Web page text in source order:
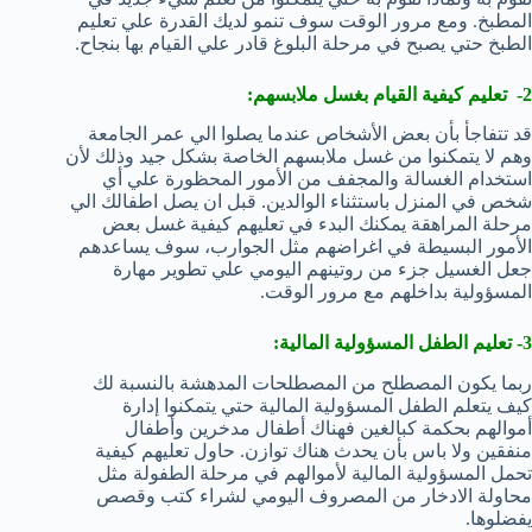
المطبخ. ومع مرور الوقت سوف تنمو لديك القدرة علي تعليم
الطبخ حتي يصبح في مرحلة البلوغ قادر علي القيام بها بنجاح.
2- تعليم كيفية القيام بغسل ملابسهم:
قد تتفاجأ بأن بعض الأشخاص عندما يصلوا الي عمر الجامعة
وهم لا يتمكنوا من غسل ملابسهم الخاصة بشكل جيد وذلك لأن
استخدام الغسالة والمجفف من الأمور المحظورة علي أي
شخص في المنزل باستثناء الوالدين. قبل ان يصل اطفالك الي
مرحلة المراهقة يمكنك البدء في تعليهم كيفية غسل بعض
الأمور البسيطة في اغراضهم مثل الجوارب، سوف يساعدهم
جعل الغسيل جزء من روتينهم اليومي علي تطوير مهارة
المسؤولية بداخلهم مع مرور الوقت.
3- تعليم الطفل المسؤولية المالية:
ربما يكون المصطلح من المصطلحات المدهشة بالنسبة لك
كيف يتعلم الطفل المسؤولية المالية حتي يتمكنوا إدارة
أموالهم بحكمة كبالغين فهناك أطفال مدخرين وأطفال
منفقين ولا باس بأن يحدث هناك توازن. حاول تعليهم كيفية
تحمل المسؤولية المالية لأموالهم في مرحلة الطفولة مثل
محاولة الادخار من المصروف اليومي لشراء كتب وقصص
يفضلوها.